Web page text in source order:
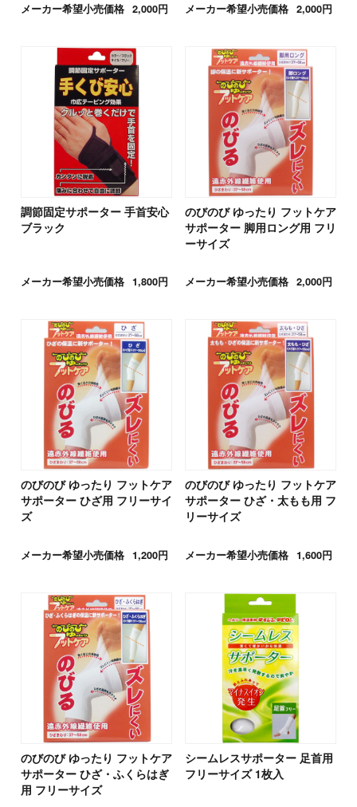
メーカー希望小売価格 2,000円 メーカー希望小売価格 2,000円
調節固定サポーター 手首安心
ブラック
メーカー希望小売価格 1,800円
のびのび ゆったり フットケア
サポーター 脚用ロング用 フリ
ーサイズ
メーカー希望小売価格 2,000円
のびのび ゆったり フットケア
サポーター ひざ用 フリーサイ
ズ
メーカー希望小売価格 1,200円
のびのび ゆったり フットケア
サポーター ひざ・太もも用 フ
リーサイズ
メーカー希望小売価格 1,600円
のびのび ゆったり フットケア
サポーター ひざ・ふくらはぎ
用 フリーサイズ
シームレスサポーター 足首用
フリーサイズ 1枚入